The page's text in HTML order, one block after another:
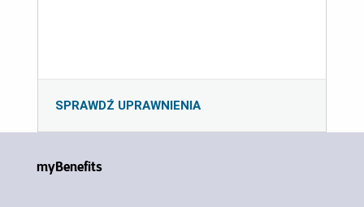
SPRAWDŹ UPRAWNIENIA
myBenefits